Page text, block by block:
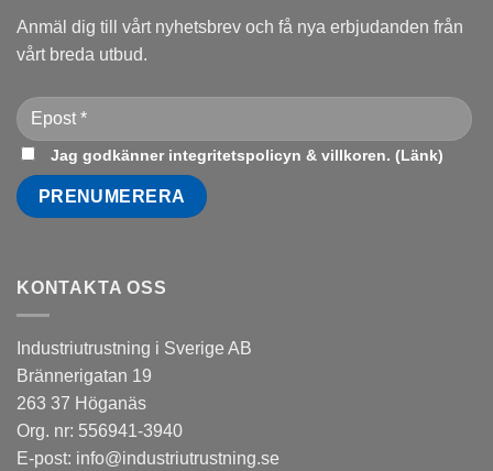
Anmäl dig till vårt nyhetsbrev och få nya erbjudanden från
vårt breda utbud.
Jag godkänner integritetspolicyn & villkoren. (Länk)
KONTAKTA OSS
Industriutrustning i Sverige AB
Brännerigatan 19
263 37 Höganäs
Org. nr: 556941-3940
E-post: info@industriutrustning.se